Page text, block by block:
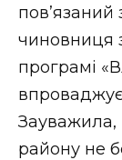
пов’язаний
чиновниця
програмі
Зауважила,
району не